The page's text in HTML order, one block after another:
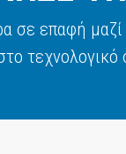
σε επαφή μαζί